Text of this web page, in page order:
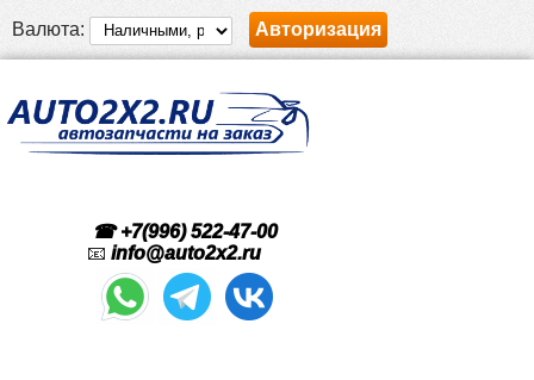
Валюта: Авторизация
☎ +7(996) 522-47-00
📧 info@auto2x2.ru